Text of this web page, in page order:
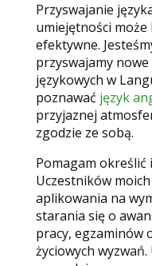
Przyswajanie
umiejętności może
efektywne.
przyswajamy
językowych w
poznawać język
przyjaznej
zgodzie ze sobą.
Pomagam określić
Uczestników
aplikowania na
starania się o
pracy, egzaminów
życiowych